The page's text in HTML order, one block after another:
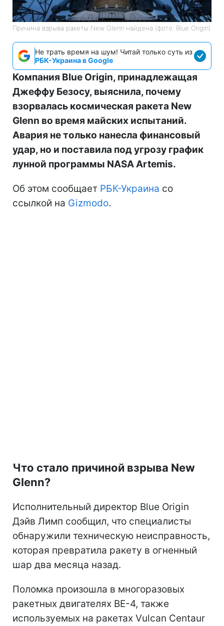
Причина взрыва ракеты New Glenn найдена (фото: Blue Origin)
Не трать время на шум! Читай только суть из
РБК-Украина в Google
Компания Blue Origin, принадлежащая
Джеффу Безосу, выяснила, почему
взорвалась космическая ракета New
Glenn во время майских испытаний.
Авария не только нанесла финансовый
удар, но и поставила под угрозу график
лунной программы NASA Artemis.
Об этом сообщает РБК-Украина со
ссылкой на Gizmodo.
Что стало причиной взрыва New
Glenn?
Исполнительный директор Blue Origin
Дэйв Лимп сообщил, что специалисты
обнаружили техническую неисправность,
которая превратила ракету в огненный
шар два месяца назад.
Поломка произошла в многоразовых
ракетных двигателях BE-4, также
используемых на ракетах Vulcan Centaur